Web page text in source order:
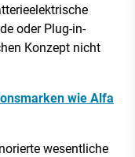
oder Plug-in-
Konzept nicht
wie Alfa
wesentliche